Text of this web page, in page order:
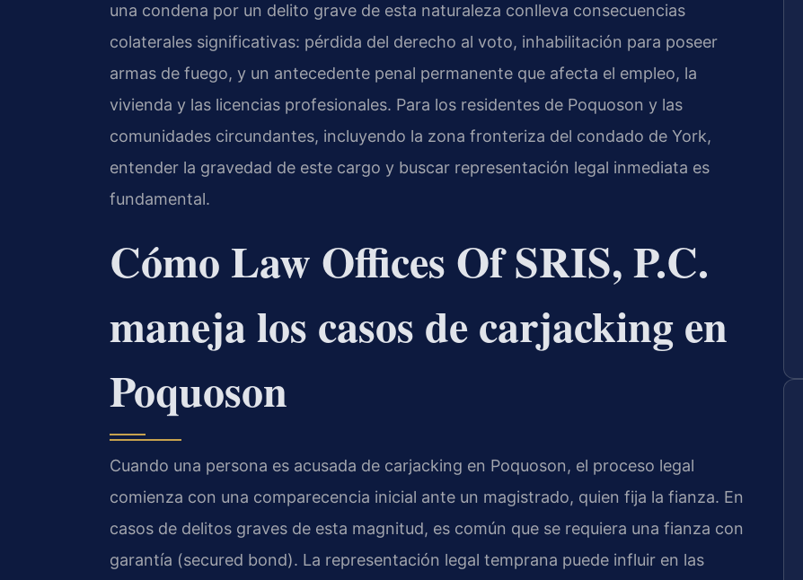
una condena por un delito grave de esta naturaleza conlleva consecuencias
colaterales significativas: pérdida del derecho al voto, inhabilitación para poseer
armas de fuego, y un antecedente penal permanente que afecta el empleo, la
vivienda y las licencias profesionales. Para los residentes de Poquoson y las
comunidades circundantes, incluyendo la zona fronteriza del condado de York,
entender la gravedad de este cargo y buscar representación legal inmediata es
fundamental.
Cómo Law Offices Of SRIS, P.C.
maneja los casos de carjacking en
Poquoson
Cuando una persona es acusada de carjacking en Poquoson, el proceso legal
comienza con una comparecencia inicial ante un magistrado, quien fija la fianza. En
casos de delitos graves de esta magnitud, es común que se requiera una fianza con
garantía (secured bond). La representación legal temprana puede influir en las